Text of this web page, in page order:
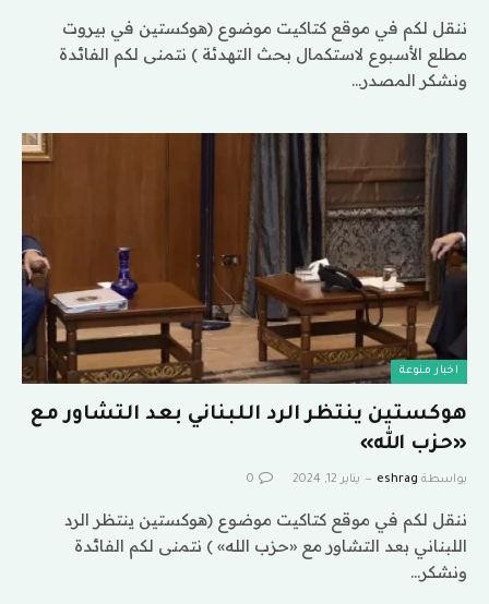
ننقل لكم في موقع كتاكيت موضوع (هوكستين في بيروت
مطلع الأسبوع لاستكمال بحث التهدئة ) نتمنى لكم الفائدة
ونشكر المصدر…
اخبار منوعة
هوكستين ينتظر الرد اللبناني بعد التشاور مع
«حزب الله»
بواسطة eshrag يناير 12, 2024 0
ننقل لكم في موقع كتاكيت موضوع (هوكستين ينتظر الرد
اللبناني بعد التشاور مع «حزب الله» ) نتمنى لكم الفائدة
ونشكر…